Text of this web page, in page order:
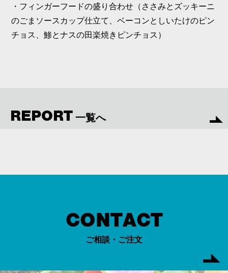
・フィンガーフードの盛り合わせ（ささみとズッキーニ
のごまソースカップ仕立て、ベーコンとしいたけのピン
チョス、鯵とナスの田楽焼きピンチョス）
REPORT 一覧へ
CONTACT
ご相談・ご注文